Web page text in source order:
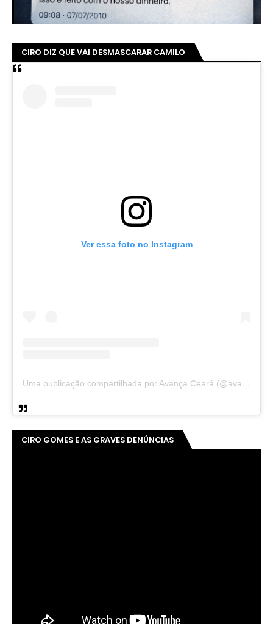
CIRO DIZ QUE VAI DESMASCARAR CAMILO
Ver essa foto no Instagram
Uma publicação compartilhada por Avança Ceará (@avancaceara)
CIRO GOMES E AS GRAVES DENÚNCIAS